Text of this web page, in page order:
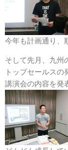
今年も計画通り、
そして先月、九州
トップセールス
講演会の内容を発